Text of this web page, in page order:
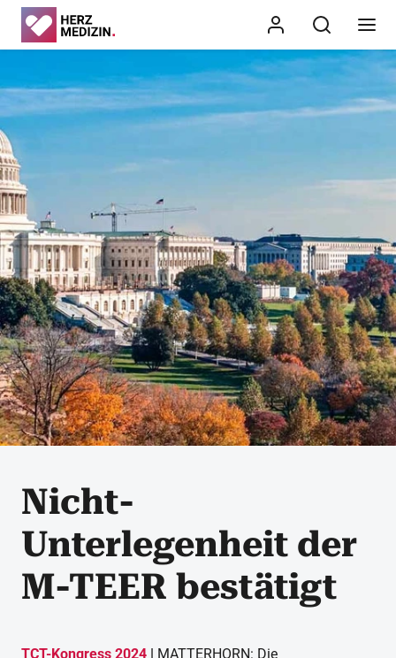
Nicht-
Unterlegenheit der
M-TEER bestätigt
TCT-Kongress 2024 | MATTERHORN: Die